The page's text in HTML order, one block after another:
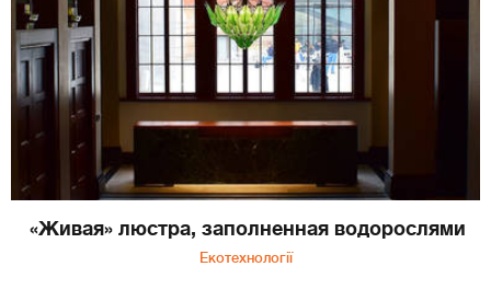
«Живая» люстра, заполненная водорослями
Екотехнології